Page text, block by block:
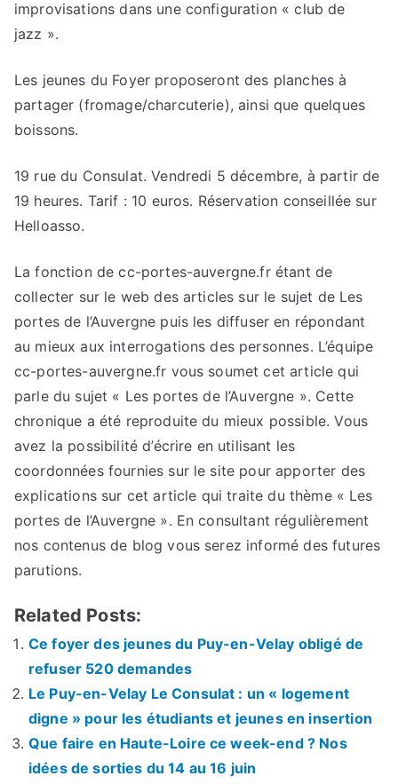
improvisations dans une configuration « club de
jazz ».
Les jeunes du Foyer proposeront des planches à
partager (fromage/charcuterie), ainsi que quelques
boissons.
19 rue du Consulat. Vendredi 5 décembre, à partir de
19 heures. Tarif : 10 euros. Réservation conseillée sur
Helloasso.
La fonction de cc-portes-auvergne.fr étant de
collecter sur le web des articles sur le sujet de Les
portes de l’Auvergne puis les diffuser en répondant
au mieux aux interrogations des personnes. L’équipe
cc-portes-auvergne.fr vous soumet cet article qui
parle du sujet « Les portes de l’Auvergne ». Cette
chronique a été reproduite du mieux possible. Vous
avez la possibilité d’écrire en utilisant les
coordonnées fournies sur le site pour apporter des
explications sur cet article qui traite du thème « Les
portes de l’Auvergne ». En consultant régulièrement
nos contenus de blog vous serez informé des futures
parutions.
Related Posts:
Ce foyer des jeunes du Puy-en-Velay obligé de
refuser 520 demandes
Le Puy-en-Velay Le Consulat : un « logement
digne » pour les étudiants et jeunes en insertion
Que faire en Haute-Loire ce week-end ? Nos
idées de sorties du 14 au 16 juin